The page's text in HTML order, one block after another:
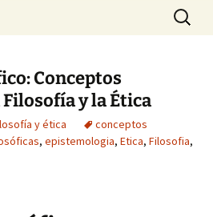
Buscar:
Conceptos
y la Ética
y ética
conceptos
, epistemologia, Etica, Filosofia,